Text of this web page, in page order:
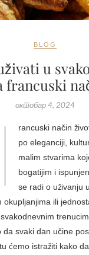
BLOG
u
francuski
октобар 4, 2024
po eleganciji,
malim stvarima
bogatijim i
se radi o uživanju
okupljanjima ili
da svaki dan učine
ćemo istražiti kako